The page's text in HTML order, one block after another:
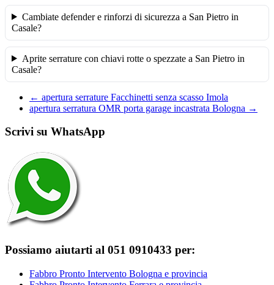
Cambiate defender e rinforzi di sicurezza a San Pietro in
Casale?
Aprite serrature con chiavi rotte o spezzate a San Pietro in
Casale?
← apertura serrature Facchinetti senza scasso Imola
apertura serratura OMR porta garage incastrata Bologna →
Scrivi su WhatsApp
Possiamo aiutarti al 051 0910433 per:
Fabbro Pronto Intervento Bologna e provincia